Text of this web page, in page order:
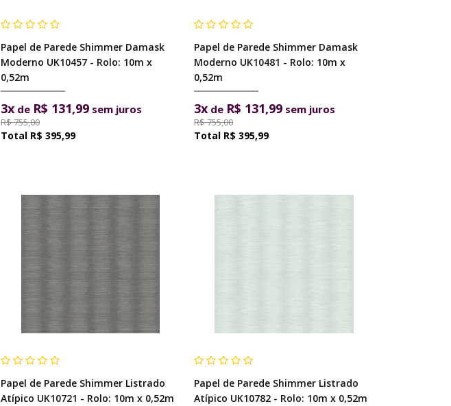
Papel de Parede Shimmer Damask
Moderno UK10457 - Rolo: 10m x
0,52m
3xde R$ 131,99sem juros
R$ 755,00
R$ 395,99
Papel de Parede Shimmer Damask
Moderno UK10481 - Rolo: 10m x
0,52m
3x de R$ 131,99 sem juros
R$ 755,00
R$ 395,99
Papel de Parede Shimmer Listrado
Atípico UK10721 - Rolo: 10m x 0,52m
Papel de Parede Shimmer Listrado
Atípico UK10782 - Rolo: 10m x 0,52m